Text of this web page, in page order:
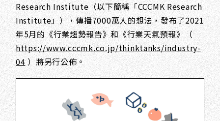
Research Institute（以下簡稱「CCCMK Research
Institute」），傳播7000萬人的想法，發布了2021
年5月的《行業趨勢報告》和《行業天氣預報》（
https://www.cccmk.co.jp/thinktanks/industry-
04 ）將另行公佈。